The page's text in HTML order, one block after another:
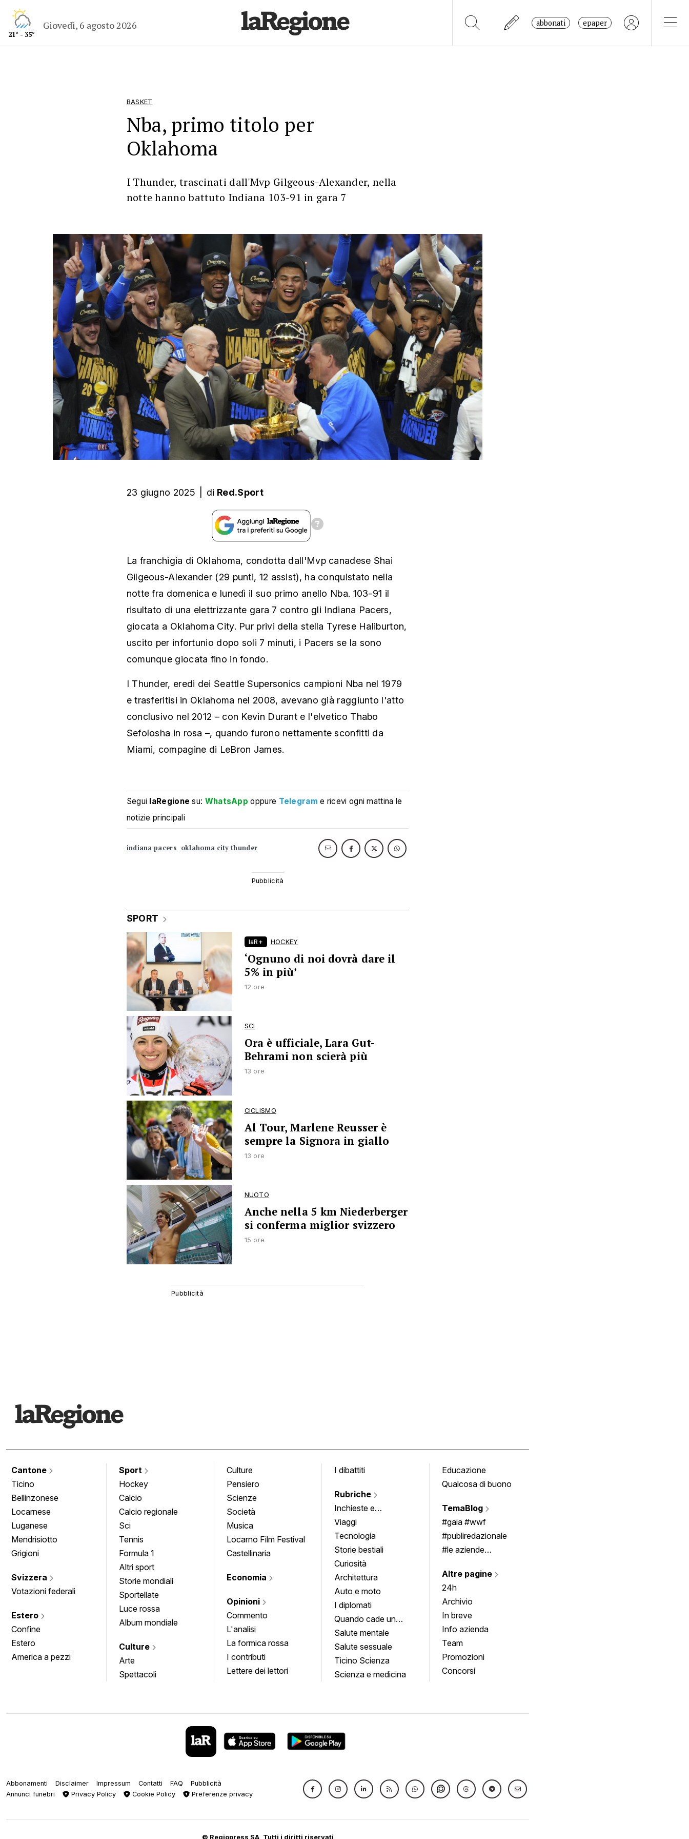
21° - 35°
Giovedì, 6 agosto 2026 abbonati epaper
BASKET
Nba, primo titolo per
Oklahoma
I Thunder, trascinati dall'Mvp Gilgeous-Alexander, nella
notte hanno battuto Indiana 103-91 in gara 7
23 giugno 2025 di Red.Sport
La franchigia di Oklahoma, condotta dall'Mvp canadese Shai
Gilgeous-Alexander (29 punti, 12 assist), ha conquistato nella
notte fra domenica e lunedì il suo primo anello Nba. 103-91 il
risultato di una elettrizzante gara 7 contro gli Indiana Pacers,
giocata a Oklahoma City. Pur privi della stella Tyrese Haliburton,
uscito per infortunio dopo soli 7 minuti, i Pacers se la sono
comunque giocata fino in fondo.
I Thunder, eredi dei Seattle Supersonics campioni Nba nel 1979
e trasferitisi in Oklahoma nel 2008, avevano già raggiunto l'atto
conclusivo nel 2012 – con Kevin Durant e l'elvetico Thabo
Sefolosha in rosa –, quando furono nettamente sconfitti da
Miami, compagine di LeBron James.
Segui laRegione su: WhatsApp oppure Telegram e ricevi ogni mattina le
notizie principali
indiana pacers oklahoma city thunder
SPORT
laR+ HOCKEY
‘Ognuno di noi dovrà dare il
5% in più’
12 ore
SCI
Ora è ufficiale, Lara Gut-
Behrami non scierà più
13 ore
CICLISMO
Al Tour, Marlene Reusser è
sempre la Signora in giallo
13 ore
NUOTO
Anche nella 5 km Niederberger
si conferma miglior svizzero
15 ore
Cantone
Ticino
Bellinzonese
Locarnese
Luganese
Mendrisiotto
Grigioni
Svizzera
Votazioni federali
Estero
Confine
Estero
America a pezzi
Sport
Hockey
Calcio
Calcio regionale
Sci
Tennis
Formula 1
Altri sport
Storie mondiali
Sportellate
Luce rossa
Album mondiale
Culture
Arte
Spettacoli
Culture
Pensiero
Scienze
Società
Musica
Locarno Film Festival
Castellinaria
Economia
Opinioni
Commento
L'analisi
La formica rossa
I contributi
Lettere dei lettori
I dibattiti
Rubriche
Inchieste e
approfondimenti
Viaggi
Tecnologia
Storie bestiali
Curiosità
Architettura
Auto e moto
I diplomati
Quando cade un
quadro
Salute mentale
Salute sessuale
Ticino Scienza
Scienza e medicina
Educazione
Qualcosa di buono
TemaBlog
#gaia #wwf
#publiredazionale
#le aziende
Altre pagine
24h
Archivio
In breve
Info azienda
Team
Promozioni
Concorsi
Abbonamenti Disclaimer Impressum Contatti FAQ
Pubblicità
Annunci funebri
Privacy Policy Cookie Policy Preferenze privacy
© Regiopress SA, Tutti i diritti riservati